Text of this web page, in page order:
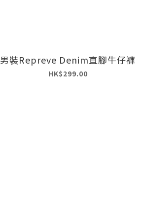
男裝Repreve Denim直腳牛仔褲
HK$299.00